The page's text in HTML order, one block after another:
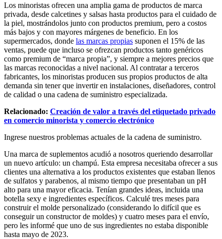
Los minoristas ofrecen una amplia gama de productos de marca
privada, desde calcetines y salsas hasta productos para el cuidado de
la piel, mostrándolos junto con productos premium, pero a costos
más bajos y con mayores márgenes de beneficio. En los
supermercados, donde las marcas propias suponen el 15% de las
ventas, puede que incluso se ofrezcan productos tanto genéricos
como premium de “marca propia”, y siempre a mejores precios que
las marcas reconocidas a nivel nacional. Al contratar a terceros
fabricantes, los minoristas producen sus propios productos de alta
demanda sin tener que invertir en instalaciones, diseñadores, control
de calidad o una cadena de suministro especializada.
Relacionado: Creación de valor a través del etiquetado privado
en comercio minorista y comercio electrónico
Ingrese nuestros problemas actuales de la cadena de suministro.
Una marca de suplementos acudió a nosotros queriendo desarrollar
un nuevo artículo: un champú. Esta empresa necesitaba ofrecer a sus
clientes una alternativa a los productos existentes que estaban llenos
de sulfatos y parabenos, al mismo tiempo que presentaban un pH
alto para una mayor eficacia. Tenían grandes ideas, incluida una
botella sexy e ingredientes específicos. Calculé tres meses para
construir el molde personalizado (considerando lo difícil que es
conseguir un constructor de moldes) y cuatro meses para el envío,
pero les informé que uno de sus ingredientes no estaba disponible
hasta mayo de 2023.